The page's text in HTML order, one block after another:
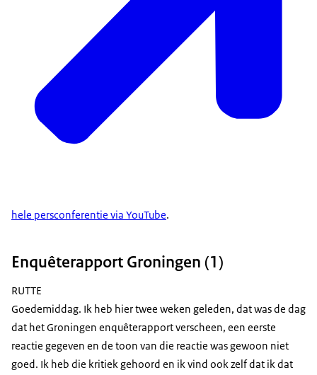
hele persconferentie via YouTube.
Enquêterapport Groningen (1)
RUTTE
Goedemiddag. Ik heb hier twee weken geleden, dat was de dag
dat het Groningen enquêterapport verscheen, een eerste
reactie gegeven en de toon van die reactie was gewoon niet
goed. Ik heb die kritiek gehoord en ik vind ook zelf dat ik dat